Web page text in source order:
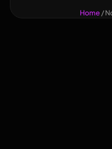
Home /